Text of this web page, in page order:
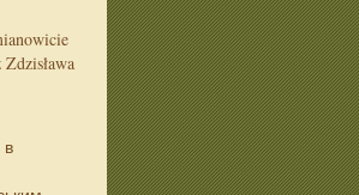
в